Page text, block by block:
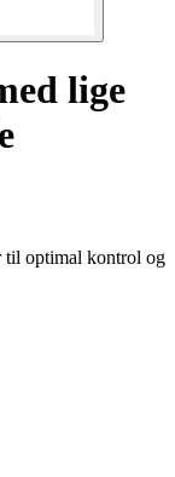
lige
til optimal kontrol og